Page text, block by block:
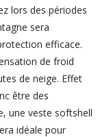
lors des périodes
sera
efficace.
de froid
de neige. Effet
être des
une veste softshell
idéale pour